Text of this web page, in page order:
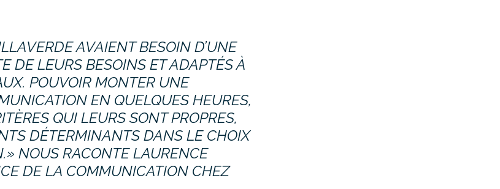
AVAIENT BESOIN D’UNE
DE LEURS BESOINS ET ADAPTÉS À
POUVOIR MONTER UNE
EN QUELQUES HEURES,
QUI LEURS SONT PROPRES,
DÉTERMINANTS DANS LE CHOIX
NOUS RACONTE LAURENCE
DE LA COMMUNICATION CHEZ